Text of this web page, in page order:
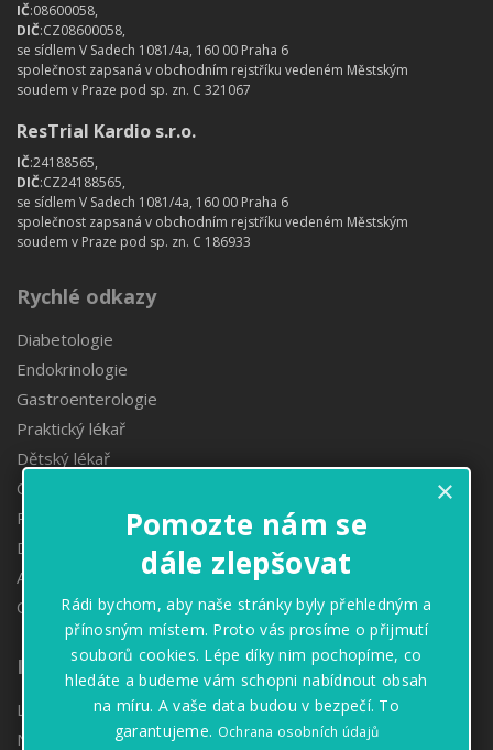
IČ:08600058,
DIČ:CZ08600058,
se sídlem V Sadech 1081/4a, 160 00 Praha 6
společnost zapsaná v obchodním rejstříku vedeném Městským
soudem v Praze pod sp. zn. C 321067
ResTrial Kardio s.r.o.
IČ:24188565,
DIČ:CZ24188565,
se sídlem V Sadech 1081/4a, 160 00 Praha 6
společnost zapsaná v obchodním rejstříku vedeném Městským
soudem v Praze pod sp. zn. C 186933
Rychlé odkazy
Diabetologie
Endokrinologie
Gastroenterologie
Praktický lékař
Dětský lékař
Obezitologie
Proktologie
Denzitometrie
Angiologie
Oční ambulance
Informace
Lékárny
Naše hodnoty
×
Pomozte nám se
dále zlepšovat
Rádi bychom, aby naše stránky byly přehledným a
přínosným místem. Proto vás prosíme o přijmutí
souborů cookies. Lépe díky nim pochopíme, co
hledáte a budeme vám schopni nabídnout obsah
na míru. A vaše data budou v bezpečí. To
garantujeme. Ochrana osobních údajů